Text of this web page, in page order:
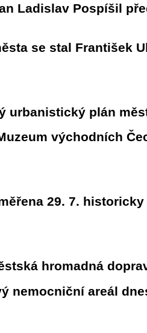
Ladislav Pospíšil
se stal František
urbanistický plán
východních
29. 7.
hromadná
nemocniční areál